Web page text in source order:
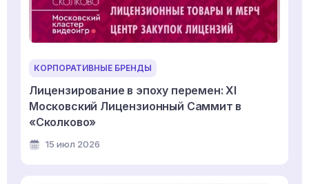
КОРПОРАТИВНЫЕ БРЕНДЫ
Лицензирование в эпоху перемен: XI
Московский Лицензионный Саммит в
«Сколково»
15 июл 2026